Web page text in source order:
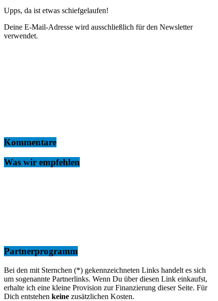
Upps, da ist etwas schiefgelaufen!
Deine E-Mail-Adresse wird ausschließlich für den Newsletter
verwendet.
Kommentare
Was wir empfehlen
Partnerprogramm
Bei den mit Sternchen (*) gekennzeichneten Links handelt es sich
um sogenannte Partnerlinks. Wenn Du über diesen Link einkaufst,
erhalte ich eine kleine Provision zur Finanzierung dieser Seite. Für
Dich entstehen keine zusätzlichen Kosten.